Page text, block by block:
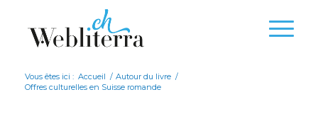
Vous êtes ici : Accueil / Autour du livre /
Offres culturelles en Suisse romande